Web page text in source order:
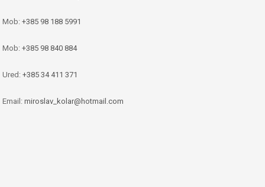
Mob: +385 98 188 5991
Mob: +385 98 840 884
Ured: +385 34 411 371
Email: miroslav_kolar@hotmail.com